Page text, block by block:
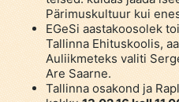
Pärimuskultuur kui
EGeSi aastakoosolek
Tallinna Ehituskoolis,
Auliikmeteks valiti
Are Saarne.
Tallinna osakond ja